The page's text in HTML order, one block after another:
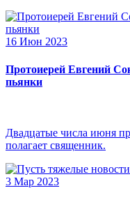
16 Июн 2023
Протоиерей Евгений
пьянки
Двадцатые числа июня
полагает священник.
3 Мар 2023